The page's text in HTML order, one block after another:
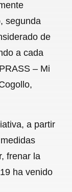
segunda
de
a cada
– Mi
a partir
frenar la
ha venido